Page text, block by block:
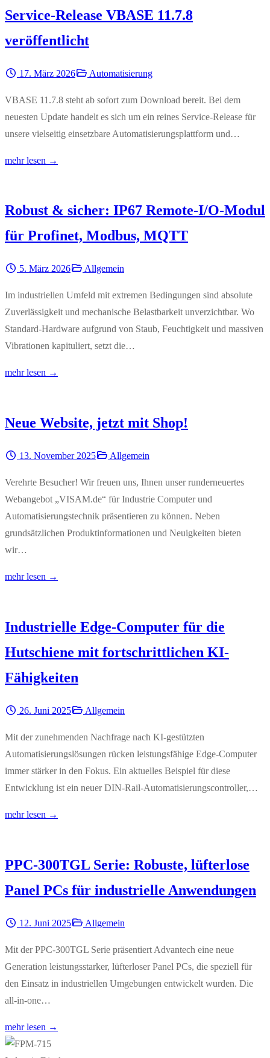
Service-Release VBASE 11.7.8
veröffentlicht
17. März 2026 Automatisierung
VBASE 11.7.8 steht ab sofort zum Download bereit. Bei dem
neuesten Update handelt es sich um ein reines Service-Release für
unsere vielseitig einsetzbare Automatisierungsplattform und…
mehr lesen →
Robust & sicher: IP67 Remote-I/O-Modul
für Profinet, Modbus, MQTT
5. März 2026 Allgemein
Im industriellen Umfeld mit extremen Bedingungen sind absolute
Zuverlässigkeit und mechanische Belastbarkeit unverzichtbar. Wo
Standard-Hardware aufgrund von Staub, Feuchtigkeit und massiven
Vibrationen kapituliert, setzt die…
mehr lesen →
Neue Website, jetzt mit Shop!
13. November 2025 Allgemein
Verehrte Besucher! Wir freuen uns, Ihnen unser runderneuertes
Webangebot „VISAM.de“ für Industrie Computer und
Automatisierungstechnik präsentieren zu können. Neben
grundsätzlichen Produktinformationen und Neuigkeiten bieten
wir…
mehr lesen →
Industrielle Edge-Computer für die
Hutschiene mit fortschrittlichen KI-
Fähigkeiten
26. Juni 2025 Allgemein
Mit der zunehmenden Nachfrage nach KI-gestützten
Automatisierungslösungen rücken leistungsfähige Edge-Computer
immer stärker in den Fokus. Ein aktuelles Beispiel für diese
Entwicklung ist ein neuer DIN-Rail-Automatisierungscontroller,…
mehr lesen →
PPC-300TGL Serie: Robuste, lüfterlose
Panel PCs für industrielle Anwendungen
12. Juni 2025 Allgemein
Mit der PPC-300TGL Serie präsentiert Advantech eine neue
Generation leistungsstarker, lüfterloser Panel PCs, die speziell für
den Einsatz in industriellen Umgebungen entwickelt wurden. Die
all-in-one…
mehr lesen →